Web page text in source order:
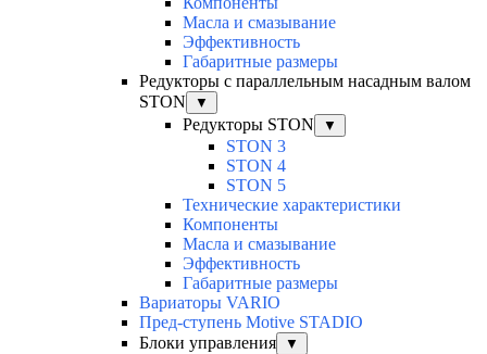
Масла и смазывание
Эффективность
Габаритные размеры
Редукторы с параллельным насадным валом
STON
▼
Редукторы STON ▼
STON 3
STON 4
STON 5
Технические характеристики
Компоненты
Масла и смазывание
Эффективность
Габаритные размеры
Вариаторы VARIO
Пред-ступень Motive STADIO
Блоки управления
▼